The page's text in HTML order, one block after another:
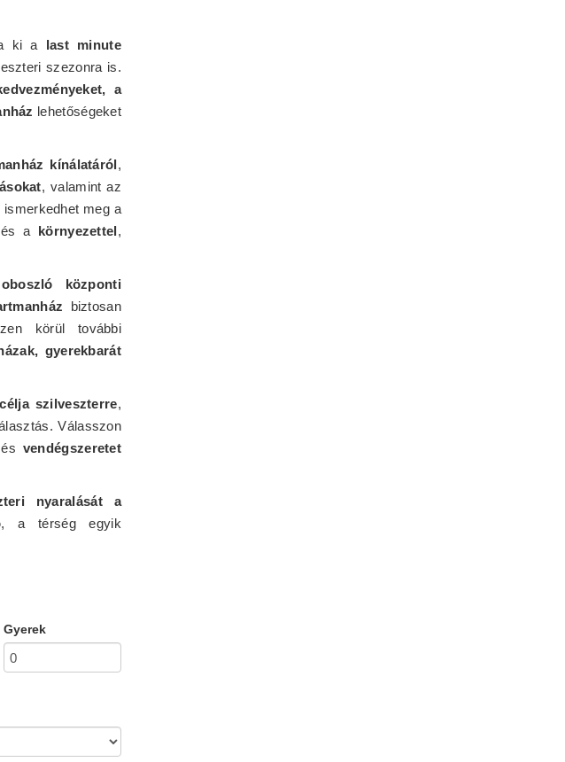
ki a last minute
szezonra is.
a
lehetőségeket
kínálatáról,
, valamint az
meg a
a környezettel,
központi
biztosan
körül további
gyerekbarát
szilveszterre,
Válasszon
és vendégszeretet
nyaralását a
, a térség egyik
Gyerek